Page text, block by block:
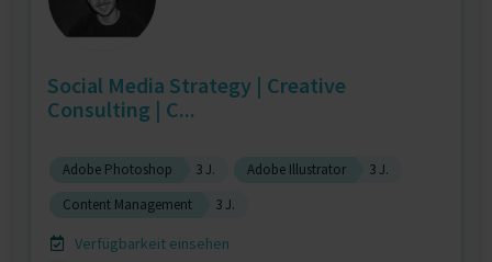
Social Media Strategy | Creative
Consulting | C...
Adobe Photoshop 3 J. Adobe Illustrator
3 J.
Content Management
3 J.
Verfügbarkeit einsehen